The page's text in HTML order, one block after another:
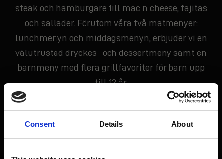
Consent Details About
steak och hamburgare till mac n cheese, fajitas
och sallader. Förutom våra två matmenyer:
lunchmenyn och middagsmenyn, erbjuder vi en
välutrustad dryckes- och dessertmeny samt en
barnmeny med flera grillfavoriter för barn upp
till 12 år.
HÄR KAN DU LÄSA ALLA VÅRA MENYER